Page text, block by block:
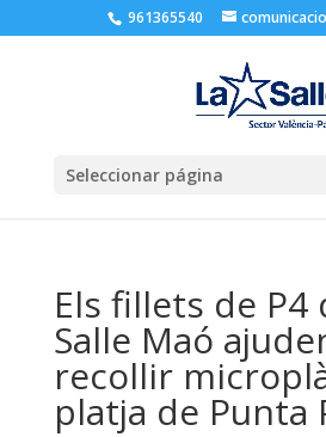
961365540
Seleccionar página
Els fillets de P4
Salle Maó
recollir
platja de Punta